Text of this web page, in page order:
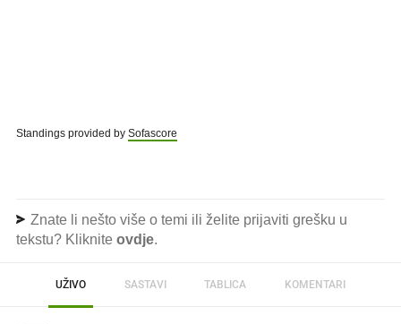
Standings provided by Sofascore
Znate li nešto više o temi ili želite prijaviti grešku u
tekstu? Kliknite ovdje.
UŽIVO SASTAVI TABLICA KOMENTARI